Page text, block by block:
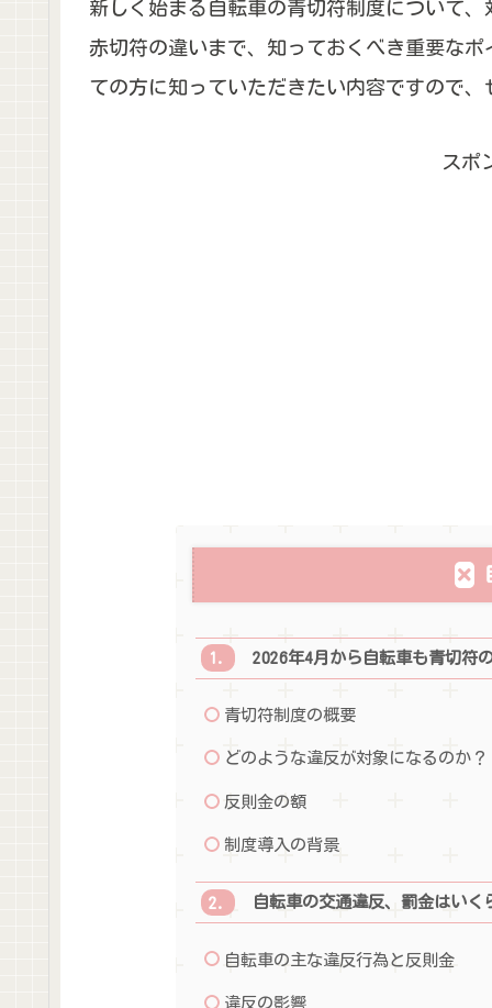
新しく始まる自転車の青切符制度について
赤切符の違いまで、知っておくべき重要な
ての方に知っていただきたい内容ですので
スポ
2026年4月から自転車も青切符
青切符制度の概要
どのような違反が対象になるのか？
反則金の額
制度導入の背景
自転車の交通違反、罰金はいく
自転車の主な違反行為と反則金
違反の影響